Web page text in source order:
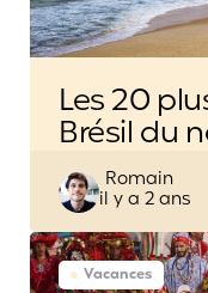
Les 20
Brésil du
Posted
by
Romain
il y a 2 ans
Vacances